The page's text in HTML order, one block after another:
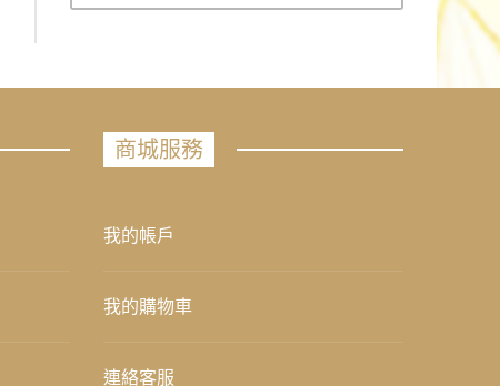
商城服務
我的帳戶
我的購物車
連絡客服